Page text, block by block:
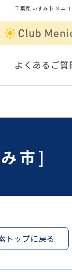
千葉県 いすみ市 メニ
よくあるご質
市]
トップに戻る